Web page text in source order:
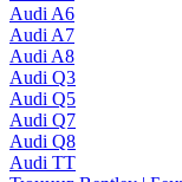
Audi A6
Audi A7
Audi A8
Audi Q3
Audi Q5
Audi Q7
Audi Q8
Audi TT